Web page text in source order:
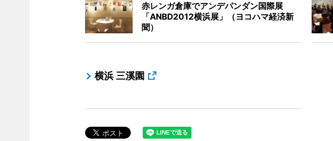
赤レンガ倉庫でアンデパンダン国際展
「ANBD2012横浜展」（ヨコハマ経済新
聞）
横浜 三溪園